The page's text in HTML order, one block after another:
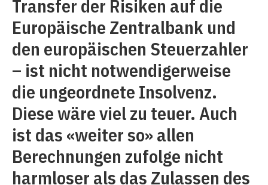
Transfer der Risiken auf die
Europäische Zentralbank und
den europäischen Steuerzahler
– ist nicht notwendigerweise
die ungeordnete Insolvenz.
Diese wäre viel zu teuer. Auch
ist das «weiter so» allen
Berechnungen zufolge nicht
harmloser als das Zulassen des